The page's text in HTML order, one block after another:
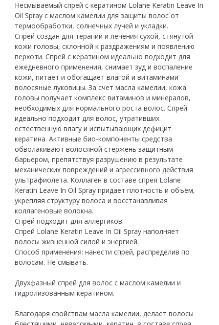
Несмываемый спрей с кератином Lolane Keratin Leave In
Oil Spray с маслом камелии для защиты волос от
термообработки, солнечных лучей и укладки.
Спрей создан для терапии и лечения сухой, стянутой
кожи головы, склонной к раздражениям и появлению
перхоти. Спрей с кератином идеально подходит для
ежедневного применения, снимает зуд и воспаление
кожи, питает и обогащает влагой и витаминами
волосяные луковицы. За счет масла камелии, кожа
головы получает комплекс витаминов и минералов,
необходимых для нормального роста волос. Спрей
идеально подходит для волос, утративших
естественную влагу и испытывающих дефицит
кератина. Активные био-компоненты средства
обволакивают волосяной стержень защитным
барьером, препятствуя разрушению в результате
механических повреждений и агрессивного действия
ультрафиолета. Коллаген в составе спрея Lolane
Keratin Leave In Oil Spray придает плотность и объём,
укрепляя структуру волоса и восстанавливая
коллагеновые волокна.
Спрей подходит для аллергиков.
Спрей Lolane Keratin Leave In Oil Spray наполняет
волосы жизненной силой и энергией.
Способ применения: нанести спрей, распределив по
волосам. Не смывать.
Двухфазный спрей для волос с маслом камелии и
гидролизованным кератином.
Благодаря свойствам масла камелии, делает волосы